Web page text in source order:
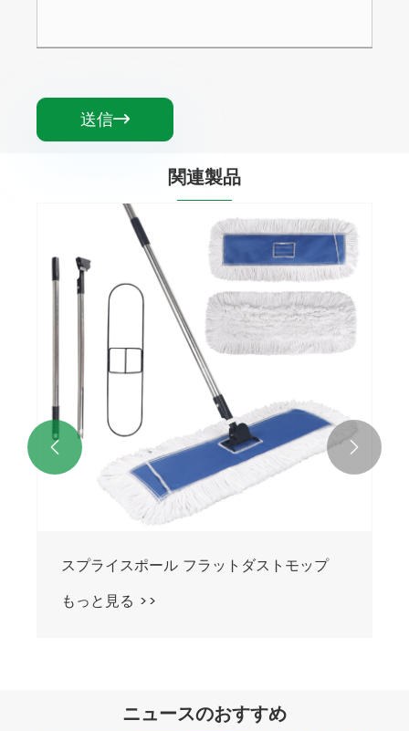
送信
関連製品
スプライスポール フラットダストモップ
もっと見る >>
 
ニュースのおすすめ